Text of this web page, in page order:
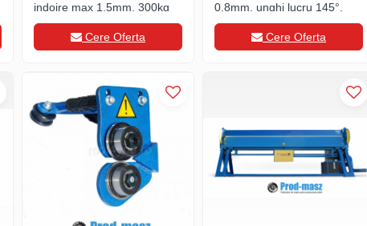
indoire max 1,5mm, 300kg
Cere Oferta
0.8mm, unghi lucru 145°,
180kg
Cere Oferta